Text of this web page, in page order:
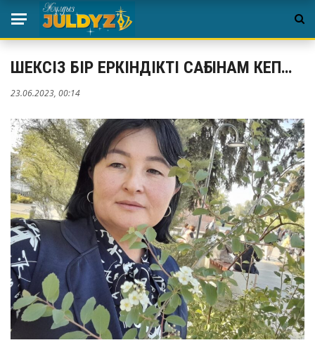
ШЕКСІЗ БІР ЕРКІНДІКТІ САҒЫНАМ КЕП…
23.06.2023, 00:14